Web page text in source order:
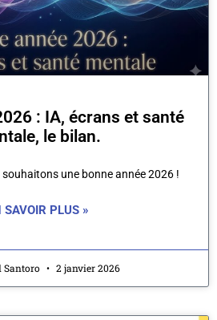
: IA, écrans et santé
le bilan.
une bonne année 2026 !
SAVOIR PLUS »
Santoro 2 janvier 2026